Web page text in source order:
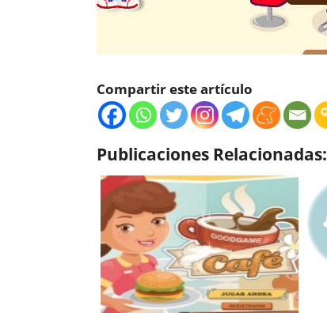
Compartir este artículo
Publicaciones Relacionadas: